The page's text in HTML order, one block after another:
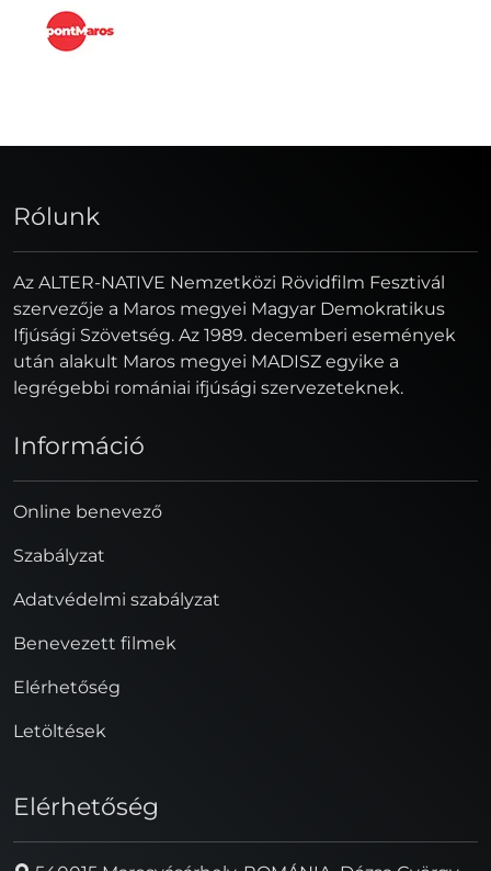
Rólunk
Az ALTER-NATIVE Nemzetközi Rövidfilm Fesztivál
szervezője a Maros megyei Magyar Demokratikus
Ifjúsági Szövetség. Az 1989. decemberi események
után alakult Maros megyei MADISZ egyike a
legrégebbi romániai ifjúsági szervezeteknek.
Információ
Online benevező
Szabályzat
Adatvédelmi szabályzat
Benevezett filmek
Elérhetőség
Letöltések
Elérhetőség